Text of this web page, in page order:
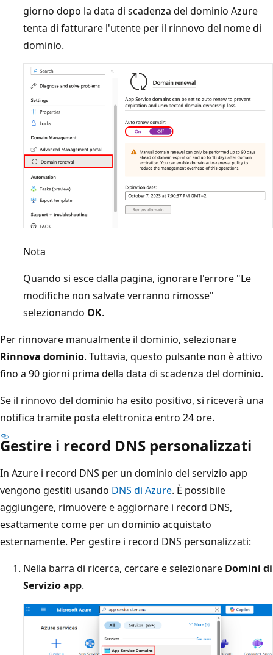
giorno dopo la data di scadenza del dominio Azure
tenta di fatturare l'utente per il rinnovo del nome di
dominio.
Nota
Quando si esce dalla pagina, ignorare l'errore "Le
modifiche non salvate verranno rimosse"
selezionando OK.
Per rinnovare manualmente il dominio, selezionare
Rinnova dominio. Tuttavia, questo pulsante non è attivo
fino a 90 giorni prima della data di scadenza del dominio.
Se il rinnovo del dominio ha esito positivo, si riceverà una
notifica tramite posta elettronica entro 24 ore.
Gestire i record DNS personalizzati
In Azure i record DNS per un dominio del servizio app
vengono gestiti usando DNS di Azure. È possibile
aggiungere, rimuovere e aggiornare i record DNS,
esattamente come per un dominio acquistato
esternamente. Per gestire i record DNS personalizzati:
Nella barra di ricerca, cercare e selezionare Domini di
Servizio app.